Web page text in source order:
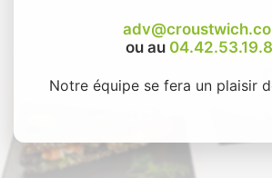
ou au
Notre équipe se fera un plaisir